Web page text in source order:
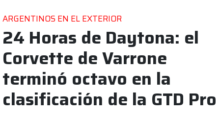
ARGENTINOS EN EL EXTERIOR
24 Horas de Daytona: el
Corvette de Varrone
terminó octavo en la
clasificación de la GTD Pro